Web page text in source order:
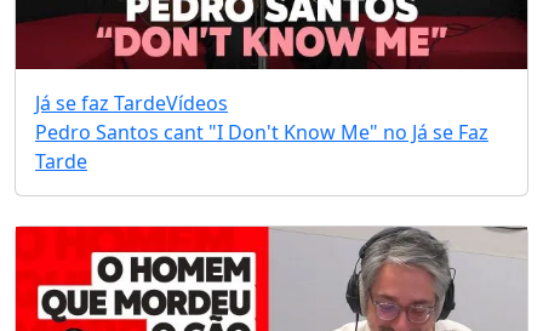
Já se faz TardeVídeos
Pedro Santos cant "I Don't Know Me" no Já se Faz
Tarde